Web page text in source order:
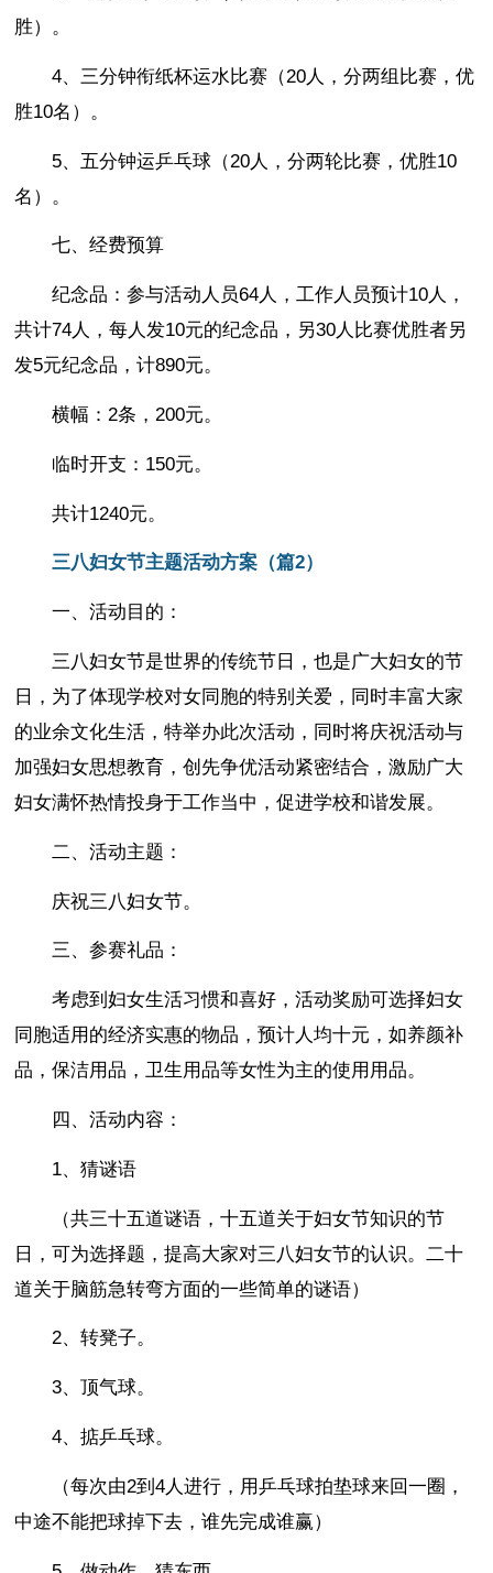
胜）。
4、三分钟衔纸杯运水比赛（20人，分两组比赛，优
胜10名）。
5、五分钟运乒乓球（20人，分两轮比赛，优胜10
名）。
七、经费预算
纪念品：参与活动人员64人，工作人员预计10人，
共计74人，每人发10元的纪念品，另30人比赛优胜者另
发5元纪念品，计890元。
横幅：2条，200元。
临时开支：150元。
共计1240元。
三八妇女节主题活动方案（篇2）
一、活动目的：
三八妇女节是世界的传统节日，也是广大妇女的节
日，为了体现学校对女同胞的特别关爱，同时丰富大家
的业余文化生活，特举办此次活动，同时将庆祝活动与
加强妇女思想教育，创先争优活动紧密结合，激励广大
妇女满怀热情投身于工作当中，促进学校和谐发展。
二、活动主题：
庆祝三八妇女节。
三、参赛礼品：
考虑到妇女生活习惯和喜好，活动奖励可选择妇女
同胞适用的经济实惠的物品，预计人均十元，如养颜补
品，保洁用品，卫生用品等女性为主的使用用品。
四、活动内容：
1、猜谜语
（共三十五道谜语，十五道关于妇女节知识的节
日，可为选择题，提高大家对三八妇女节的认识。二十
道关于脑筋急转弯方面的一些简单的谜语）
2、转凳子。
3、顶气球。
4、掂乒乓球。
（每次由2到4人进行，用乒乓球拍垫球来回一圈，
中途不能把球掉下去，谁先完成谁赢）